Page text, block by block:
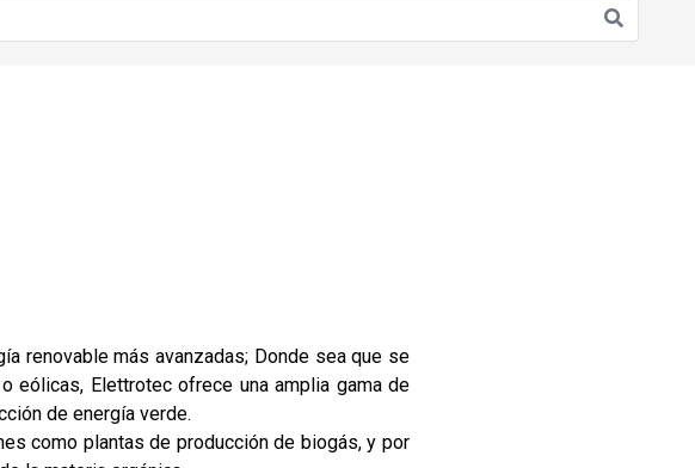
renovable más avanzadas; Donde sea que se
eólicas, Elettrotec ofrece una amplia gama de
de energía verde.
como plantas de producción de biogás, y por